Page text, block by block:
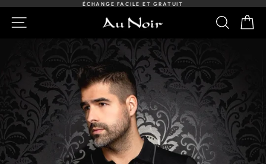
contenu
Pause
ÉCHANGE FACILE ET GRATUIT